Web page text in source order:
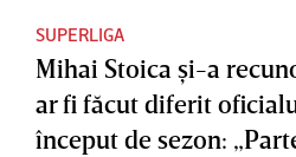
SUPERLIGA
Mihai Stoica şi-a
ar fi făcut diferit
început de sezon: